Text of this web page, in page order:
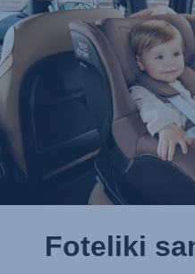
Foteliki